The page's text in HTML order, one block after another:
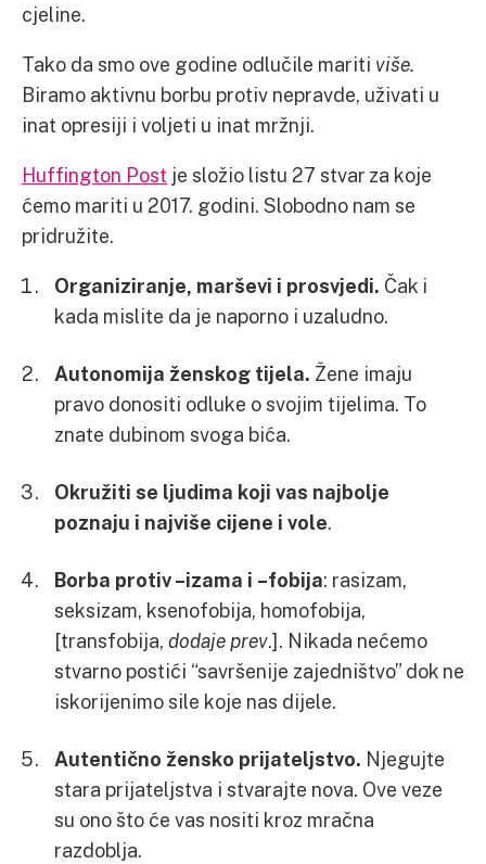
cjeline.
Tako da smo ove godine odlučile mariti više.
Biramo aktivnu borbu protiv nepravde, uživati u
inat opresiji i voljeti u inat mržnji.
Huffington Post je složio listu 27 stvar za koje
ćemo mariti u 2017. godini. Slobodno nam se
pridružite.
Organiziranje, marševi i prosvjedi. Čak i
kada mislite da je naporno i uzaludno.
Autonomija ženskog tijela. Žene imaju
pravo donositi odluke o svojim tijelima. To
znate dubinom svoga bića.
Okružiti se ljudima koji vas najbolje
poznaju i najviše cijene i vole.
Borba protiv –izama i –fobija: rasizam,
seksizam, ksenofobija, homofobija,
[transfobija, dodaje prev.]. Nikada nećemo
stvarno postići “savršenije zajedništvo” dok ne
iskorijenimo sile koje nas dijele.
Autentično žensko prijateljstvo. Njegujte
stara prijateljstva i stvarajte nova. Ove veze
su ono što će vas nositi kroz mračna
razdoblja.